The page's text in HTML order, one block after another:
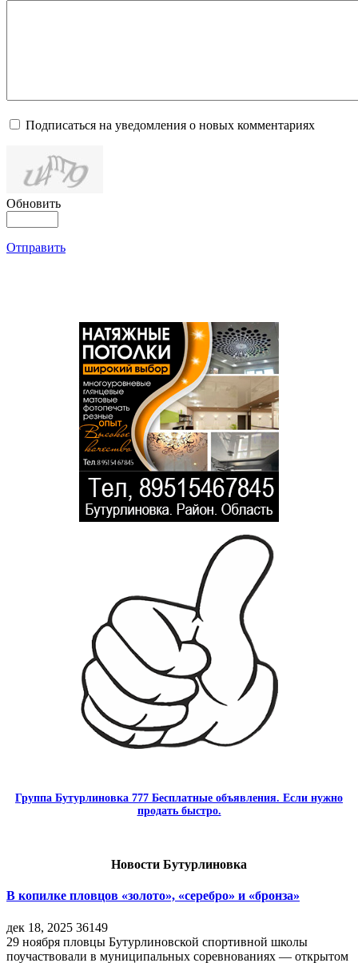
Подписаться на уведомления о новых комментариях
Обновить
Отправить
Группа Бутурлиновка 777 Бесплатные объявления. Если нужно
продать быстро.
Новости Бутурлиновка
В копилке пловцов «золото», «серебро» и «бронза»
дек 18, 2025 36149
29 ноября пловцы Бутурлиновской спортивной школы
поучаствовали в муниципальных соревнованиях — открытом